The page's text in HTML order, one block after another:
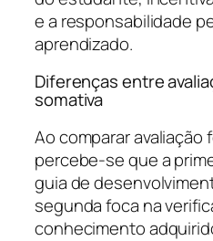
e a responsabilidade
aprendizado.
Diferenças entre
somativa
Ao comparar avaliação
percebe-se que a
guia de
segunda foca na
conhecimento